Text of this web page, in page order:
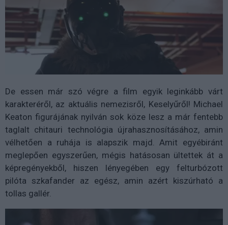
De essen már szó végre a film egyik leginkább várt
karakteréről, az aktuális nemezisről, Keselyűről! Michael
Keaton figurájának nyilván sok köze lesz a már fentebb
taglalt chitauri technológia újrahasznosításához, amin
vélhetően a ruhája is alapszik majd. Amit egyébiránt
meglepően egyszerűen, mégis hatásosan ültettek át a
képregényekből, hiszen lényegében egy felturbózott
pilóta szkafander az egész, amin azért kiszúrható a
tollas gallér.